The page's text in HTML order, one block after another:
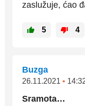
zaslužuje, ćao
5 4
Buzga
26.11.2021 •
Sramota…